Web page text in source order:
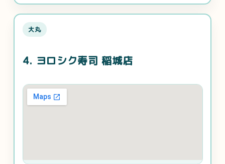
大丸
4. ヨロシク寿司 稲城店